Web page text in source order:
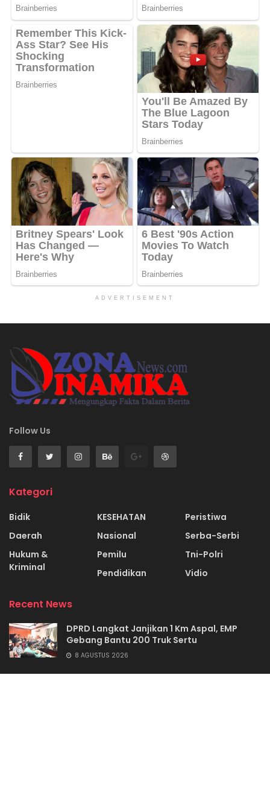
ADVERTISEMENT
Follow Us
Kategori
Bidik
Daerah
Hukum &
Kriminal
KESEHATAN
Nasional
Pemilu
Pendidikan
Peristiwa
Serba-Serbi
Tni-Polri
Vidio
Recent News
DPRD Langkat Janjikan 1 Km Aspal, EMP
Gebang Bantu 200 Truk Sertu
8 AGUSTUS 2026